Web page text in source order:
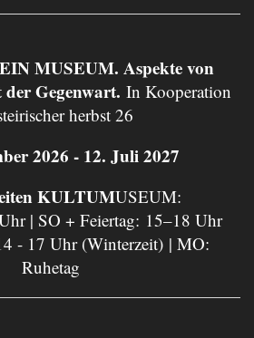
MUSEUM. Aspekte von
Gegenwart. In Kooperation
herbst 26
2026 - 12. Juli 2027
KULTUMUSEUM:
| SO + Feiertag: 15–18 Uhr
- 17 Uhr (Winterzeit) | MO:
Ruhetag